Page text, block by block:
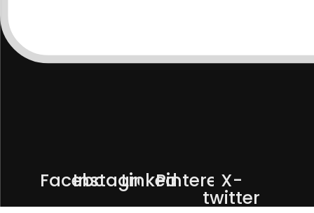
Facebook
Instagram
Linkedin
PinterestX-
twitter